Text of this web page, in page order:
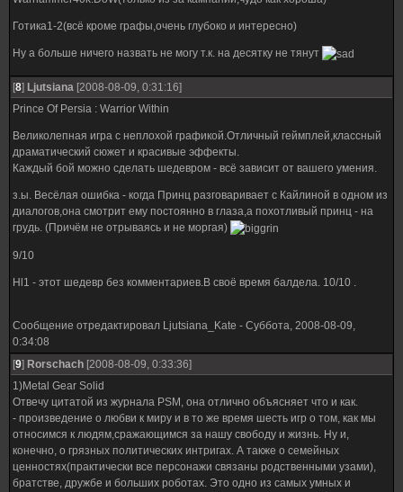
Готика1-2(всё кроме графы,очень глубоко и интересно)
Ну а больше ничего назвать не могу т.к. на десятку не тянут
[8] Ljutsiana [2008-08-09, 0:31:16]
Prince Of Persia : Warrior Within
Великолепная игра с неплохой графикой.Отличный геймплей,классный
драматический сюжет и красивые эффекты.
Каждый бой можно сделать шедевром - всё зависит от вашего умения.
з.ы. Весёлая ошибка - когда Принц разговаривает с Кайлиной в одном из
диалогов,она смотрит ему постоянно в глаза,а похотливый принц - на
грудь. (Причём не отрываясь и не моргая)
9/10
Hl1 - этот шедевр без комментариев.В своё время балдела. 10/10 .
Сообщение отредактировал Ljutsiana_Kate - Суббота, 2008-08-09,
0:34:08
[9] Rorschach [2008-08-09, 0:33:36]
1)Metal Gear Solid
Отвечу цитатой из журнала PSM, она отлично объясняет что и как.
- произведение о любви к миру и в то же время шесть игр о том, как мы
относимся к людям,сражающимся за нашу свободу и жизнь. Ну и,
конечно, о грязных политических интригах. А также о семейных
ценностях(практически все персонажи связаны родственными узами),
братстве, дружбе и больших роботах. Это одно из самых умных и